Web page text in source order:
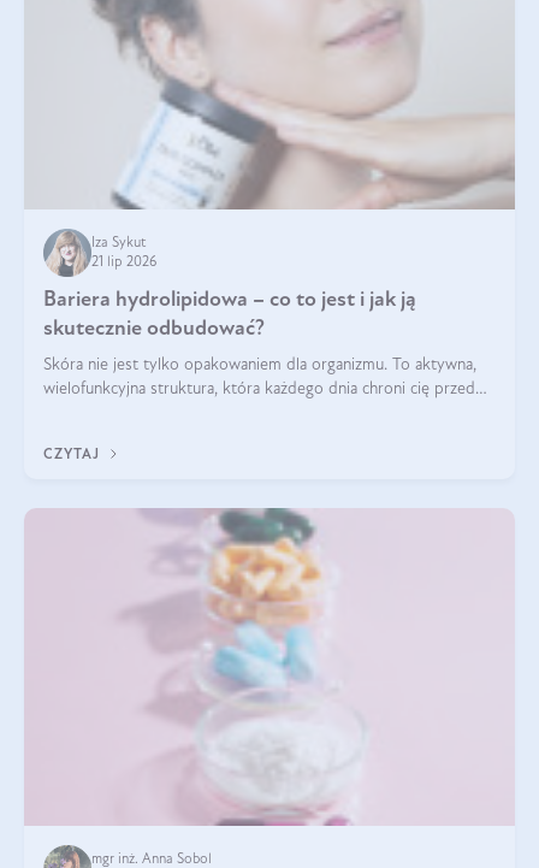
Iza Sykut
21 lip 2026
Bariera hydrolipidowa – co to jest i jak ją
skutecznie odbudować?
Skóra nie jest tylko opakowaniem dla organizmu. To aktywna,
wielofunkcyjna struktura, która każdego dnia chroni cię przed
bariera hydrolipidowa.
CZYTAJ
mgr inż. Anna Sobol